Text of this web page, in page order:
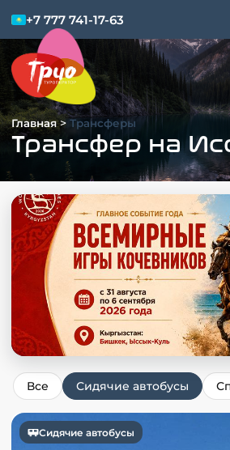
+7 777 741-17-63
Главная > Трансферы
Трансфер на
Все Сидячие автобусы
Сидячие автобусы